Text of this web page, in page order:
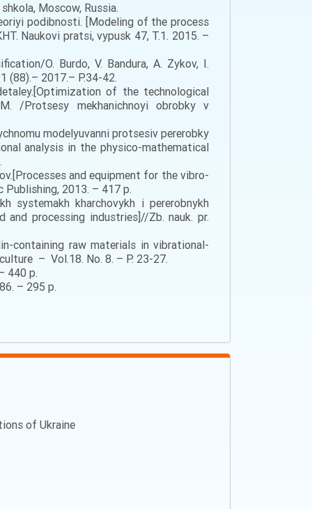
Moscow, Russia.
podibnosti. [Modeling of the process
Naukovi pratsi, vypusk 47, T.1. 2015. –
O. Burdo, V. Bandura, A. Zykov, I.
(88).– 2017.– P.34-42.
of the technological
/Protsesy mekhanichnoyi obrobky v
modelyuvanni protsesiv pererobky
analysis in the physico-mathematical
and equipment for the vibro-
Publishing, 2013. – 417 p.
systemakh kharchovykh i pererobnykh
processing industries]//Zb. nauk. pr.
containing raw materials in vibrational-
– Vol.18. No. 8. – P. 23-27.
440 p.
– 295 p.
of Ukraine